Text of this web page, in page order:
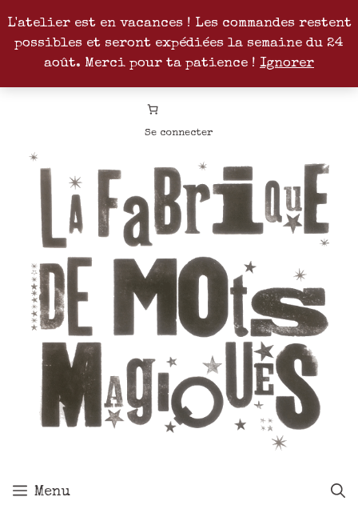
L'atelier est en vacances ! Les commandes restent
possibles et seront expédiées la semaine du 24
août. Merci pour ta patience ! Ignorer
InstagramPinterest Patreon
Se connecter
Menu